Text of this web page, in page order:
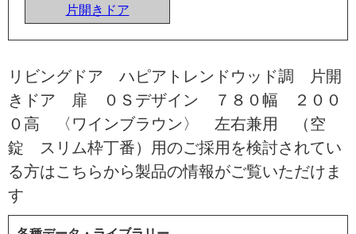
片開きドア
リビングドア ハピアトレンドウッド調 片開
きドア 扉 ０Ｓデザイン ７８０幅 ２００
０高 〈ワインブラウン〉 左右兼用 （空
錠 スリム枠丁番）用のご採用を検討されてい
る方はこちらから製品の情報がご覧いただけま
す